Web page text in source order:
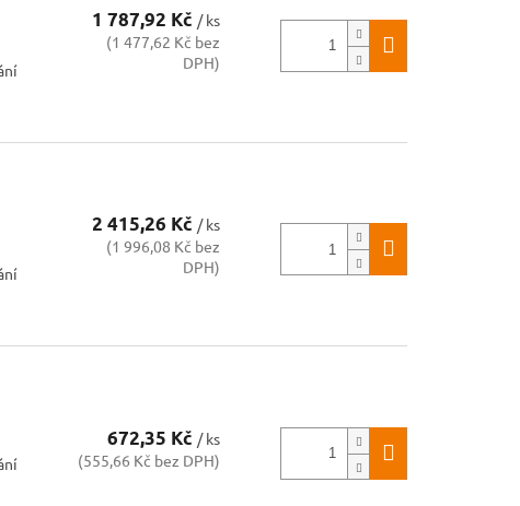
1 787,92 Kč/ ks
(1 477,62 Kč bez
DPH)
2 415,26 Kč / ks
(1 996,08 Kč bez
DPH)
672,35 Kč / ks
(555,66 Kč bez DPH)